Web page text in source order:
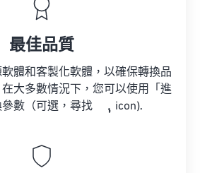
最佳品質
體和客製化軟體，以確保轉換品
大多數情況下，您可以使用「進
數（可選，尋找
icon).